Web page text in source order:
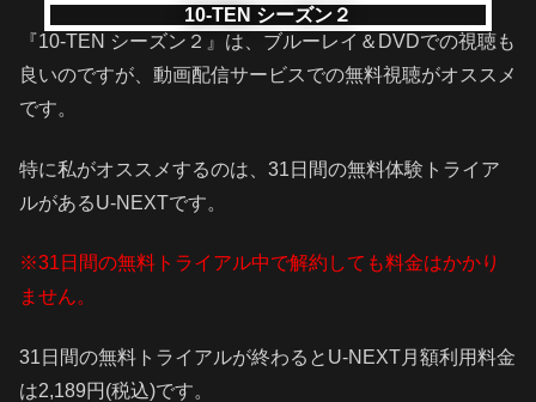
10-TEN シーズン２
『10-TEN シーズン２』は、ブルーレイ＆DVDでの視聴も
良いのですが、動画配信サービスでの無料視聴がオススメ
です。
特に私がオススメするのは、31日間の無料体験トライア
ルがあるU-NEXTです。
※31日間の無料トライアル中で解約しても料金はかかり
ません。
31日間の無料トライアルが終わるとU-NEXT月額利用料金
は2,189円(税込)です。